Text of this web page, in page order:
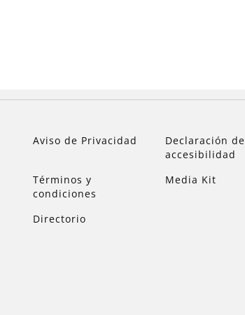
Aviso de Privacidad
Declaración de
accesibilidad
Términos y
condiciones
Media Kit
Directorio